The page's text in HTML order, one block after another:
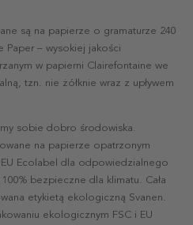
są na papierze o gramaturze 240
Paper – wysokiej jakości
w papierni Clairefontaine we
tzn. nie żółknie wraz z upływem
sobie dobro środowiska.
na papierze opatrzonym
Ecolabel dla odpowiedzialnego
bezpieczne dla klimatu. Cała
etykietą ekologiczną Svanen.
ekologicznym FSC i EU